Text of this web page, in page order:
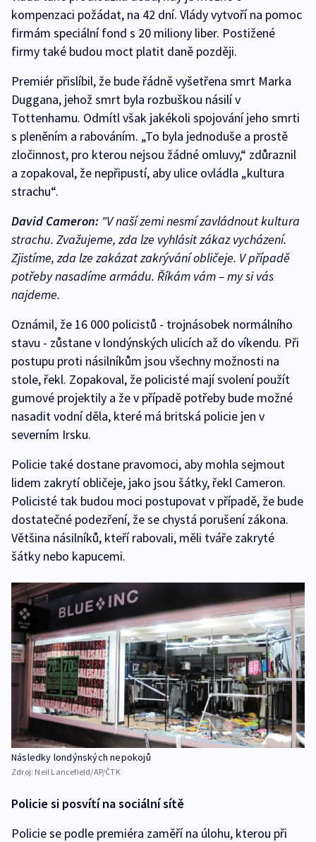
kompenzaci požádat, na 42 dní. Vlády vytvoří na pomoc
firmám speciální fond s 20 miliony liber. Postižené
firmy také budou moct platit daně později.
Premiér přislíbil, že bude řádně vyšetřena smrt Marka
Duggana, jehož smrt byla rozbuškou násilí v
Tottenhamu. Odmítl však jakékoli spojování jeho smrti
s pleněním a rabováním. „To byla jednoduše a prostě
zločinnost, pro kterou nejsou žádné omluvy,“ zdůraznil
a zopakoval, že nepřipustí, aby ulice ovládla „kultura
strachu“.
David Cameron: "V naší zemi nesmí zavládnout kultura
strachu. Zvažujeme, zda lze vyhlásit zákaz vycházení.
Zjistíme, zda lze zakázat zakrývání obličeje. V případě
potřeby nasadíme armádu. Říkám vám – my si vás
najdeme.
Oznámil, že 16 000 policistů - trojnásobek normálního
stavu - zůstane v londýnských ulicích až do víkendu. Při
postupu proti násilníkům jsou všechny možnosti na
stole, řekl. Zopakoval, že policisté mají svolení použít
gumové projektily a že v případě potřeby bude možné
nasadit vodní děla, které má britská policie jen v
severním Irsku.
Policie také dostane pravomoci, aby mohla sejmout
lidem zakrytí obličeje, jako jsou šátky, řekl Cameron.
Policisté tak budou moci postupovat v případě, že bude
dostatečné podezření, že se chystá porušení zákona.
Většina násilníků, kteří rabovali, měli tváře zakryté
šátky nebo kapucemi.
Následky londýnských nepokojů
Zdroj: Neil Lancefield/AP/ČTK
Policie si posvítí na sociální sítě
Policie se podle premiéra zaměří na úlohu, kterou při